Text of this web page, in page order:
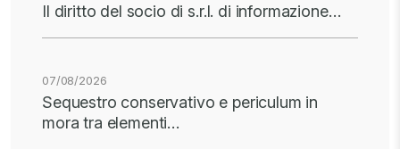
Il diritto del socio di s.r.l. di informazione…
07/08/2026
Sequestro conservativo e periculum in
mora tra elementi…